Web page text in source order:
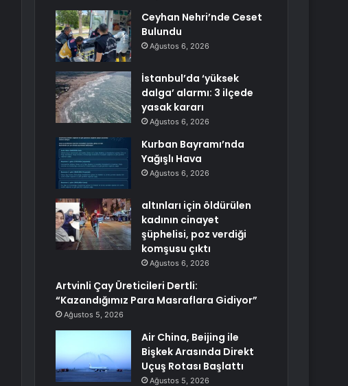
Ceyhan Nehri’nde Ceset
Bulundu
Ağustos 6, 2026
İstanbul’da ‘yüksek
dalga’ alarmı: 3 ilçede
yasak kararı
Ağustos 6, 2026
Kurban Bayramı’nda
Yağışlı Hava
Ağustos 6, 2026
altınları için öldürülen
kadının cinayet
şüphelisi, poz verdiği
komşusu çıktı
Ağustos 6, 2026
Artvinli Çay Üreticileri Dertli:
“Kazandığımız Para Masraflara Gidiyor”
Ağustos 5, 2026
Air China, Beijing ile
Bişkek Arasında Direkt
Uçuş Rotası Başlattı
Ağustos 5, 2026